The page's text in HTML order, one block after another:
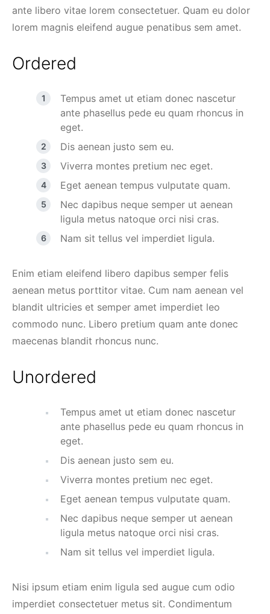
ante libero vitae lorem consectetuer. Quam eu dolor
lorem magnis eleifend augue penatibus sem amet.
Ordered
Tempus amet ut etiam donec nascetur
ante phasellus pede eu quam rhoncus in
eget.
Dis aenean justo sem eu.
Viverra montes pretium nec eget.
Eget aenean tempus vulputate quam.
Nec dapibus neque semper ut aenean
ligula metus natoque orci nisi cras.
Nam sit tellus vel imperdiet ligula.
Enim etiam eleifend libero dapibus semper felis
aenean metus porttitor vitae. Cum nam aenean vel
blandit ultricies et semper amet imperdiet leo
commodo nunc. Libero pretium quam ante donec
maecenas blandit rhoncus nunc.
Unordered
Tempus amet ut etiam donec nascetur
ante phasellus pede eu quam rhoncus in
eget.
Dis aenean justo sem eu.
Viverra montes pretium nec eget.
Eget aenean tempus vulputate quam.
Nec dapibus neque semper ut aenean
ligula metus natoque orci nisi cras.
Nam sit tellus vel imperdiet ligula.
Nisi ipsum etiam enim ligula sed augue cum odio
imperdiet consectetuer metus sit. Condimentum